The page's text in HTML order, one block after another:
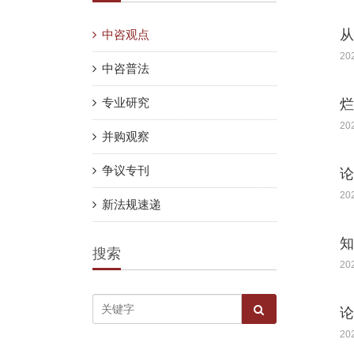
中咨观点
中咨普法
专业研究
并购观察
争议专刊
新法规速递
搜索